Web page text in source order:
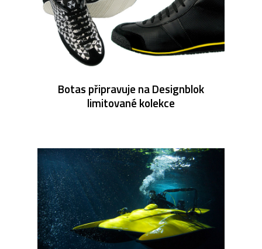
Botas připravuje na Designblok
limitované kolekce